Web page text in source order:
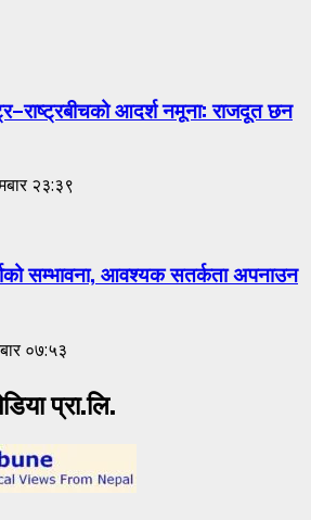
आदर्श नमूना: राजदूत छन
२३:३९
सम्भावना, आवश्यक सतर्कता अपनाउन
०७:५३
प्रा.लि.